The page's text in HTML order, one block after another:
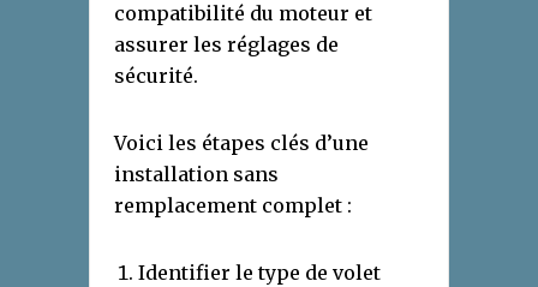
compatibilité du moteur et
assurer les réglages de
sécurité.
Voici les étapes clés d’une
installation sans
remplacement complet :
Identifier le type de volet